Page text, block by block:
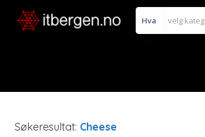
Hva
Søkeresultat: Cheese